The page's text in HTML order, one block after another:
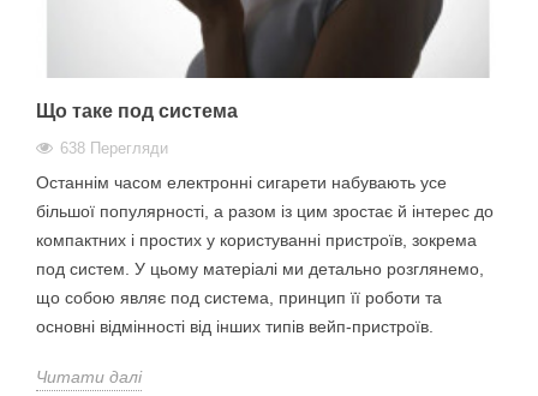
Що таке под система
638 Перегляди
Останнім часом електронні сигарети набувають усе
більшої популярності, а разом із цим зростає й інтерес до
компактних і простих у користуванні пристроїв, зокрема
под систем. У цьому матеріалі ми детально розглянемо,
що собою являє под система, принцип її роботи та
основні відмінності від інших типів вейп-пристроїв.
Читати далі